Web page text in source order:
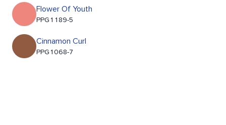
Flower Of Youth
PPG1189-5
Cinnamon Curl
PPG1068-7